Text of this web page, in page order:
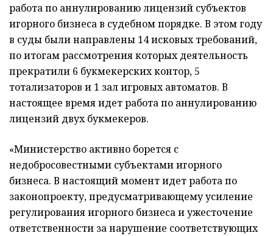
работа по аннулированию лицензий субъектов
игорного бизнеса в судебном порядке. В этом году
в суды были направлены 14 исковых требований,
по итогам рассмотрения которых деятельность
прекратили 6 букмекерских контор, 5
тотализаторов и 1 зал игровых автоматов. В
настоящее время идет работа по аннулированию
лицензий двух букмекеров.
«Министерство активно борется с
недобросовестными субъектами игорного
бизнеса. В настоящий момент идет работа по
законопроекту, предусматривающему усиление
регулирования игорного бизнеса и ужесточение
ответственности за нарушение соответствующих